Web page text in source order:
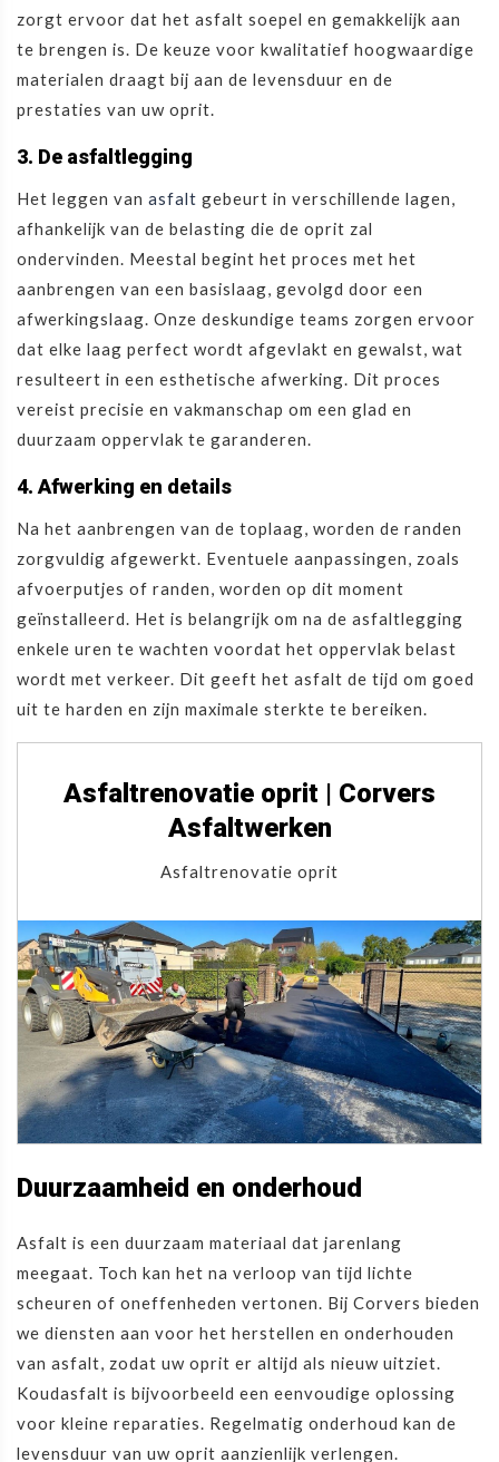
zorgt ervoor dat het asfalt soepel en gemakkelijk aan
te brengen is. De keuze voor kwalitatief hoogwaardige
materialen draagt bij aan de levensduur en de
prestaties van uw oprit.
3. De asfaltlegging
Het leggen van asfalt gebeurt in verschillende lagen,
afhankelijk van de belasting die de oprit zal
ondervinden. Meestal begint het proces met het
aanbrengen van een basislaag, gevolgd door een
afwerkingslaag. Onze deskundige teams zorgen ervoor
dat elke laag perfect wordt afgevlakt en gewalst, wat
resulteert in een esthetische afwerking. Dit proces
vereist precisie en vakmanschap om een glad en
duurzaam oppervlak te garanderen.
4. Afwerking en details
Na het aanbrengen van de toplaag, worden de randen
zorgvuldig afgewerkt. Eventuele aanpassingen, zoals
afvoerputjes of randen, worden op dit moment
geïnstalleerd. Het is belangrijk om na de asfaltlegging
enkele uren te wachten voordat het oppervlak belast
wordt met verkeer. Dit geeft het asfalt de tijd om goed
uit te harden en zijn maximale sterkte te bereiken.
Asfaltrenovatie oprit | Corvers
Asfaltwerken
Asfaltrenovatie oprit
Duurzaamheid en onderhoud
Asfalt is een duurzaam materiaal dat jarenlang
meegaat. Toch kan het na verloop van tijd lichte
scheuren of oneffenheden vertonen. Bij Corvers bieden
we diensten aan voor het herstellen en onderhouden
van asfalt, zodat uw oprit er altijd als nieuw uitziet.
Koudasfalt is bijvoorbeeld een eenvoudige oplossing
voor kleine reparaties. Regelmatig onderhoud kan de
levensduur van uw oprit aanzienlijk verlengen.